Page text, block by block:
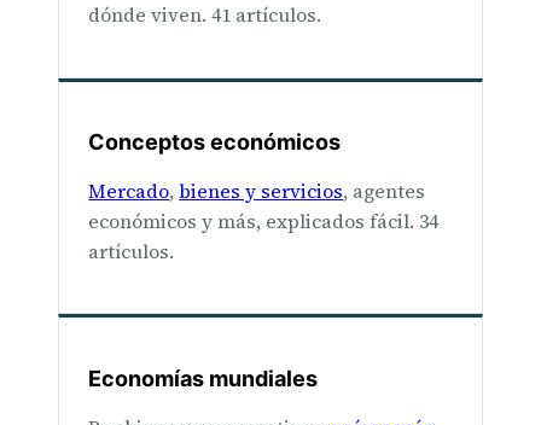
dónde viven. 41 artículos.
Conceptos económicos
Mercado,bienes y servicios, agentes
económicos y más, explicados fácil. 34
artículos.
Economías mundiales